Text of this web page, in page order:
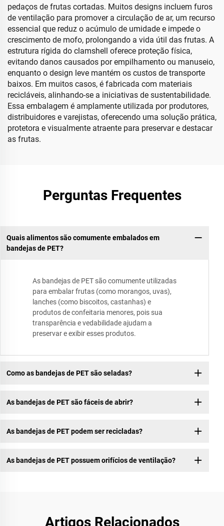
pedaços de frutas cortadas. Muitos designs incluem furos
de ventilação para promover a circulação de ar, um recurso
essencial que reduz o acúmulo de umidade e impede o
crescimento de mofo, prolongando a vida útil das frutas. A
estrutura rígida do clamshell oferece proteção física,
evitando danos causados por empilhamento ou manuseio,
enquanto o design leve mantém os custos de transporte
baixos. Em muitos casos, é fabricada com materiais
recicláveis, alinhando-se a iniciativas de sustentabilidade.
Essa embalagem é amplamente utilizada por produtores,
distribuidores e varejistas, oferecendo uma solução prática,
protetora e visualmente atraente para preservar e destacar
as frutas.
Perguntas Frequentes
Quais alimentos são comumente embalados em
bandejas de PET?
As bandejas de PET são comumente utilizadas
para embalar frutas (como morangos, uvas),
lanches (como biscoitos, castanhas) e
produtos de confeitaria menores, pois sua
transparência e vedabilidade ajudam a
preservar e exibir esses produtos.
Como as bandejas de PET são seladas?
As bandejas de PET são fáceis de abrir?
As bandejas de PET podem ser recicladas?
As bandejas de PET possuem orifícios de ventilação?
Artigos Relacionados